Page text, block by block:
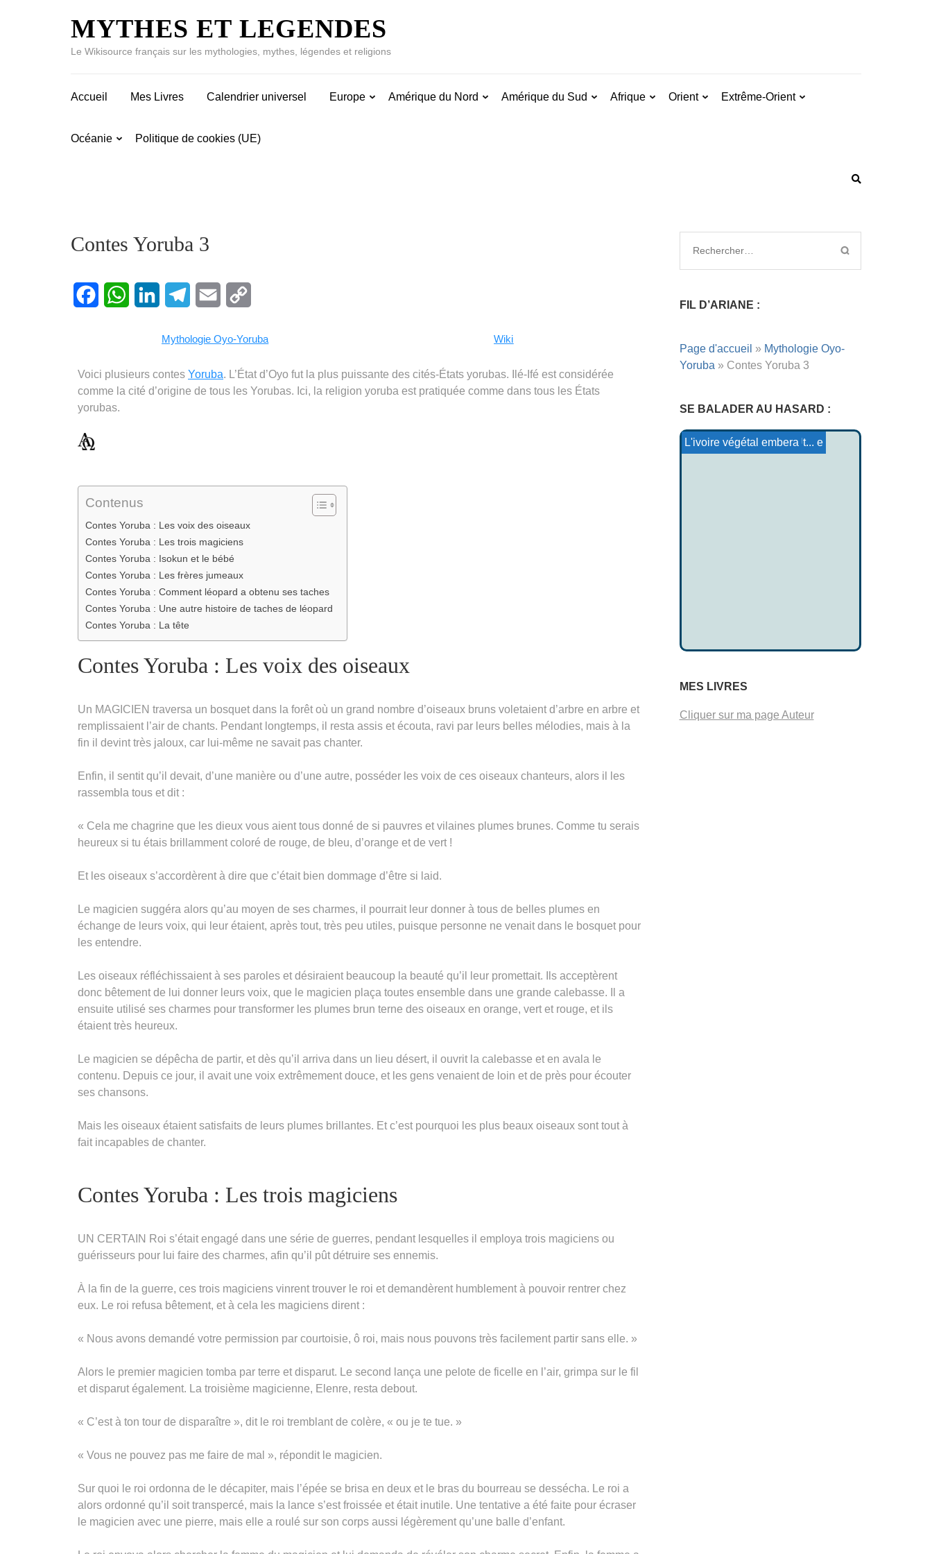
MYTHES ET LEGENDES
Le Wikisource français sur les mythologies, mythes, légendes et religions
Accueil Mes Livres Calendrier universel Europe Amérique du Nord Amérique du Sud Afrique Orient Extrême-Orient
Océanie Politique de cookies (UE)
Contes Yoruba 3
Link
Mythologie Oyo-Yoruba Wiki
Voici plusieurs contes Yoruba. L’État d’Oyo fut la plus puissante des cités-États yorubas. Ilé-Ifé est considérée
comme la cité d’origine de tous les Yorubas. Ici, la religion yoruba est pratiquée comme dans tous les États
yorubas.
Contenus
Contes Yoruba : Les voix des oiseaux
Contes Yoruba : Les trois magiciens
Contes Yoruba : Isokun et le bébé
Contes Yoruba : Les frères jumeaux
Contes Yoruba : Comment léopard a obtenu ses taches
Contes Yoruba : Une autre histoire de taches de léopard
Contes Yoruba : La tête
Contes Yoruba : Les voix des oiseaux
Un MAGICIEN traversa un bosquet dans la forêt où un grand nombre d’oiseaux bruns voletaient d’arbre en arbre et
remplissaient l’air de chants. Pendant longtemps, il resta assis et écouta, ravi par leurs belles mélodies, mais à la
fin il devint très jaloux, car lui-même ne savait pas chanter.
Enfin, il sentit qu’il devait, d’une manière ou d’une autre, posséder les voix de ces oiseaux chanteurs, alors il les
rassembla tous et dit :
« Cela me chagrine que les dieux vous aient tous donné de si pauvres et vilaines plumes brunes. Comme tu serais
heureux si tu étais brillamment coloré de rouge, de bleu, d’orange et de vert !
Et les oiseaux s’accordèrent à dire que c’était bien dommage d’être si laid.
Le magicien suggéra alors qu’au moyen de ses charmes, il pourrait leur donner à tous de belles plumes en
échange de leurs voix, qui leur étaient, après tout, très peu utiles, puisque personne ne venait dans le bosquet pour
les entendre.
Les oiseaux réfléchissaient à ses paroles et désiraient beaucoup la beauté qu’il leur promettait. Ils acceptèrent
donc bêtement de lui donner leurs voix, que le magicien plaça toutes ensemble dans une grande calebasse. Il a
ensuite utilisé ses charmes pour transformer les plumes brun terne des oiseaux en orange, vert et rouge, et ils
étaient très heureux.
Le magicien se dépêcha de partir, et dès qu’il arriva dans un lieu désert, il ouvrit la calebasse et en avala le
contenu. Depuis ce jour, il avait une voix extrêmement douce, et les gens venaient de loin et de près pour écouter
ses chansons.
Mais les oiseaux étaient satisfaits de leurs plumes brillantes. Et c’est pourquoi les plus beaux oiseaux sont tout à
fait incapables de chanter.
Contes Yoruba : Les trois magiciens
UN CERTAIN Roi s’était engagé dans une série de guerres, pendant lesquelles il employa trois magiciens ou
guérisseurs pour lui faire des charmes, afin qu’il pût détruire ses ennemis.
À la fin de la guerre, ces trois magiciens vinrent trouver le roi et demandèrent humblement à pouvoir rentrer chez
eux. Le roi refusa bêtement, et à cela les magiciens dirent :
« Nous avons demandé votre permission par courtoisie, ô roi, mais nous pouvons très facilement partir sans elle. »
Alors le premier magicien tomba par terre et disparut. Le second lança une pelote de ficelle en l’air, grimpa sur le fil
et disparut également. La troisième magicienne, Elenre, resta debout.
« C’est à ton tour de disparaître », dit le roi tremblant de colère, « ou je te tue. »
« Vous ne pouvez pas me faire de mal », répondit le magicien.
Sur quoi le roi ordonna de le décapiter, mais l’épée se brisa en deux et le bras du bourreau se dessécha. Le roi a
alors ordonné qu’il soit transpercé, mais la lance s’est froissée et était inutile. Une tentative a été faite pour écraser
le magicien avec une pierre, mais elle a roulé sur son corps aussi légèrement qu’une balle d’enfant.
FIL D’ARIANE :
Page d'accueil » Mythologie Oyo-
Yoruba » Contes Yoruba 3
SE BALADER AU HASARD :
Athirne et Amergin
Le Sébastianisme
Mythologie Takique-Cupane
Mythologie Anichinabé
Coloxaïs
Les lamiñak au pont d'Ut...
L'ivoire végétal embera
MES LIVRES
Cliquer sur ma page Auteur